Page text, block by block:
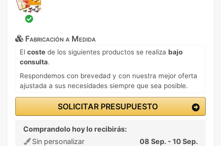
Fabricación a Medida
El coste de los siguientes productos se realiza bajo
consulta.
Respondemos con brevedad y con nuestra mejor oferta
ajustada a sus necesidades siempre que sea posible.
SOLICITAR PRESUPUESTO
Comprandolo hoy lo recibirás:
Sin personalizar
08 Sep. - 10 Sep.